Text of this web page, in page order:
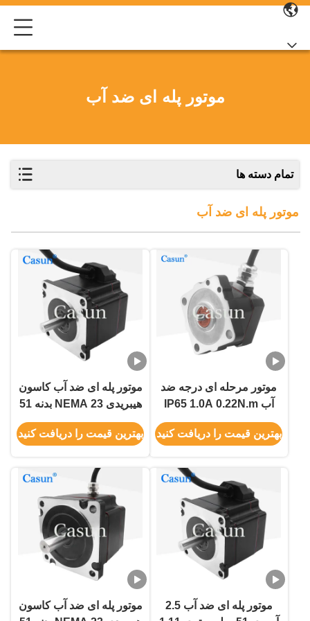
موتور پله ای ضد آب
تمام دسته ها
موتور پله ای ضد آب
موتور مرحله ای درجه ضد
آب IP65 1.0A 0.22N.m
42×42×42.6mm NEMA
17 با ISO CE
بهترین قیمت را دریافت کنید
موتور پله ای ضد آب کاسون
هیبریدی NEMA 23 بدنه 51
میلی متری 1.16N.M برای
دستگاه هوشمند
بهترین قیمت را دریافت کنید
موتور پله ای ضد آب 2.5
موتور پله ای ضد آب کاسون